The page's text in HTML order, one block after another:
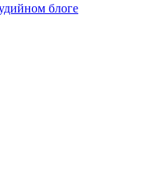
блоге